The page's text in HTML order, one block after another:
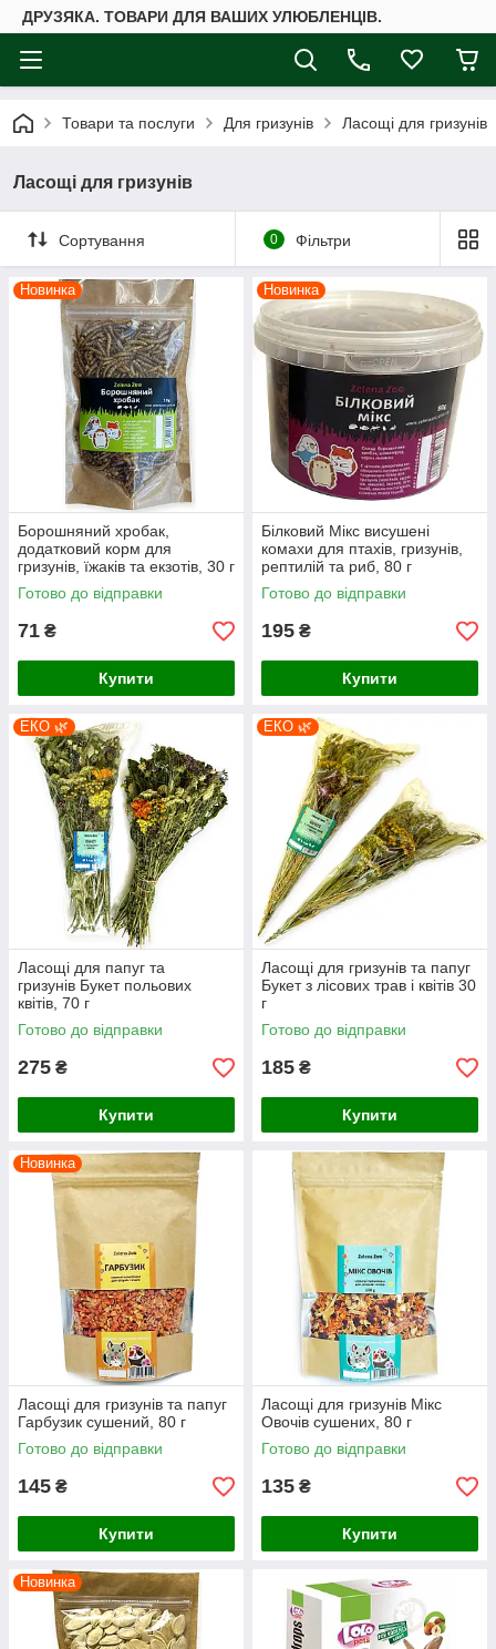
ДРУЗЯКА. ТОВАРИ ДЛЯ ВАШИХ УЛЮБЛЕНЦІВ.
Товари та послуги Для гризунів Ласощі для гризунів
Ласощі для гризунів
Сортування 0 Фільтри
Новинка
Борошняний хробак,
додатковий корм для
гризунів, їжаків та екзотів, 30 г
Готово до відправки
71 ₴
Купити
Новинка
Білковий Мікс висушені
комахи для птахів, гризунів,
рептилій та риб, 80 г
Готово до відправки
195 ₴
Купити
ЕКО 🌿
Ласощі для папуг та
гризунів Букет польових
квітів, 70 г
Готово до відправки
275 ₴
Купити
ЕКО 🌿
Ласощі для гризунів та папуг
Букет з лісових трав і квітів 30
г
Готово до відправки
185 ₴
Купити
Новинка
Ласощі для гризунів та папуг
Гарбузик сушений, 80 г​​​​​​​
Готово до відправки
145 ₴
Купити
Ласощі для гризунів Мікс
Овочів сушених, 80 г
Готово до відправки
135 ₴
Купити
Новинка